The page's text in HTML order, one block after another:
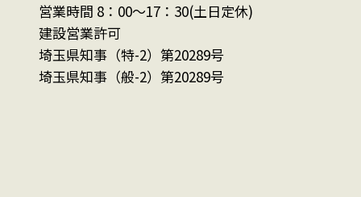
営業時間 8：00～17：30(土日定休)
建設営業許可
埼玉県知事（特-2）第20289号
埼玉県知事（般-2）第20289号